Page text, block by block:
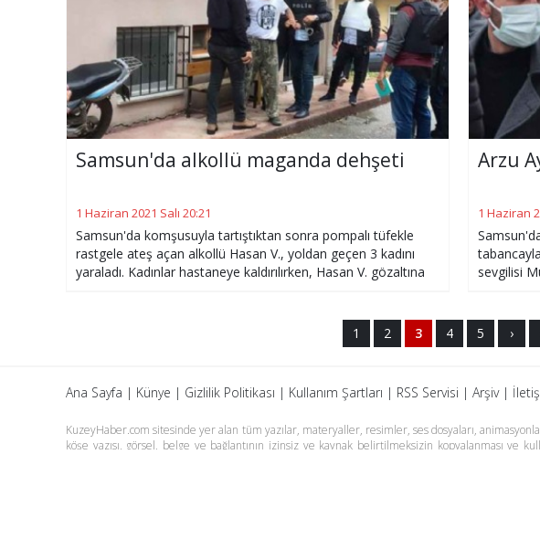
Samsun'da alkollü maganda dehşeti
1 Haziran 2021 Salı 20:21
Samsun'da komşusuyla tartıştıktan sonra pompalı tüfekle
rastgele ateş açan alkollü Hasan V., yoldan geçen 3 kadını
yaraladı. Kadınlar hastaneye kaldırılırken, Hasan V. gözaltına
Arzu
1 Haziran
sevgilisi
1
2 3 4 5 ›
Ana Sayfa | Künye | Gizlilik Politikası | Kullanım Şartları | RSS Servisi | Arşiv|
KuzeyHaber.com sitesinde yer alan tüm yazılar, materyaller, resimler, ses dosyaları,
köşe yazısı, görsel, belge ve bağlantının izinsiz ve kaynak belirtilmeksizin kopyalanması ve